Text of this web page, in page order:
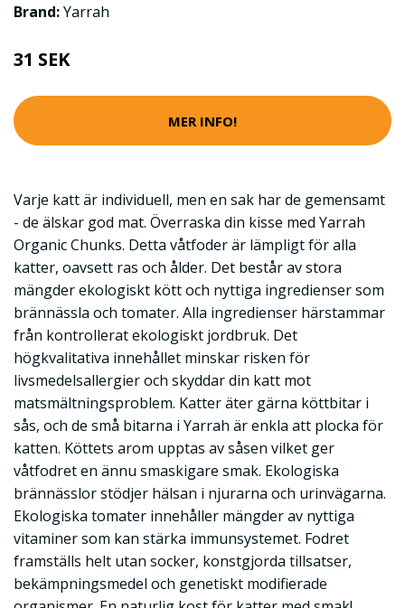
Brand:Yarrah
31 SEK
MER INFO!
Varje katt är individuell, men en sak har de gemensamt
- de älskar god mat. Överraska din kisse med Yarrah
Organic Chunks. Detta våtfoder är lämpligt för alla
katter, oavsett ras och ålder. Det består av stora
mängder ekologiskt kött och nyttiga ingredienser som
brännässla och tomater. Alla ingredienser härstammar
från kontrollerat ekologiskt jordbruk. Det
högkvalitativa innehållet minskar risken för
livsmedelsallergier och skyddar din katt mot
matsmältningsproblem. Katter äter gärna köttbitar i
sås, och de små bitarna i Yarrah är enkla att plocka för
katten. Köttets arom upptas av såsen vilket ger
våtfodret en ännu smaskigare smak. Ekologiska
brännässlor stödjer hälsan i njurarna och urinvägarna.
Ekologiska tomater innehåller mängder av nyttiga
vitaminer som kan stärka immunsystemet. Fodret
framställs helt utan socker, konstgjorda tillsatser,
bekämpningsmedel och genetiskt modifierade